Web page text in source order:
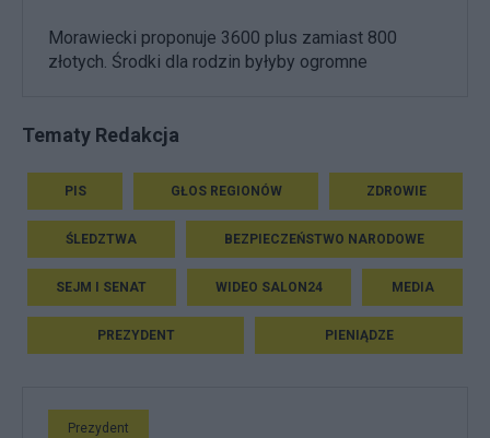
Morawiecki proponuje 3600 plus zamiast 800
złotych. Środki dla rodzin byłyby ogromne
Tematy Redakcja
PIS GŁOS REGIONÓW ZDROWIE
ŚLEDZTWA BEZPIECZEŃSTWO NARODOWE
SEJM I SENAT WIDEO SALON24 MEDIA
PREZYDENT PIENIĄDZE
Prezydent